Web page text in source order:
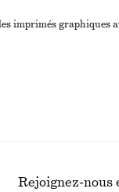
imprimés graphiques
Rejoignez-nous